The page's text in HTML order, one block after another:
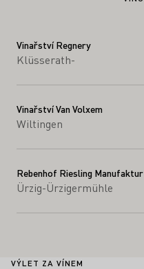
Vinařství Regnery
Klüsserath-
Vinařství Van Volxem
Wiltingen
Rebenhof Riesling Manufaktur
Ürzig-Ürzigermühle
VÝLET ZA VÍNEM